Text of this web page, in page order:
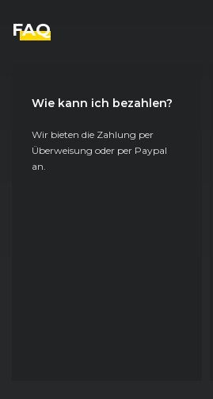
FAQ
Wie kann ich bezahlen?
Wir bieten die Zahlung per
Überweisung oder per Paypal
an.